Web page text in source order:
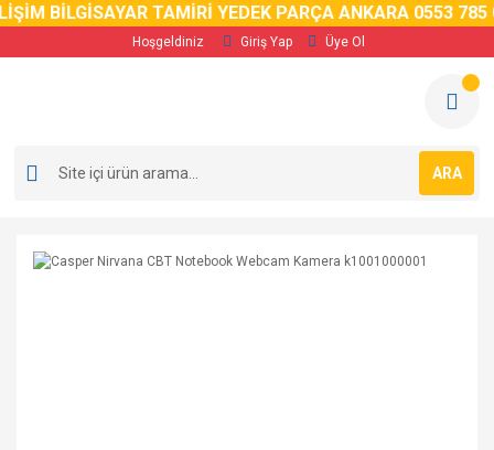
BİLGİSAYAR TAMİRİ YEDEK PARÇA ANKARA 0553 785 02
Hoşgeldiniz Giriş Yap Üye Ol
ARA